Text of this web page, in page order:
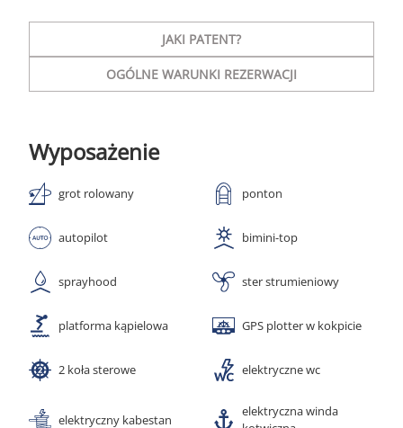
JAKI PATENT?
OGÓLNE WARUNKI REZERWACJI
Wyposażenie
grot rolowany ponton
autopilot bimini-top
sprayhood ster strumieniowy
platforma kąpielowa GPS plotter w kokpicie
2 koła sterowe elektryczne wc
elektryczny kabestan
elektryczna winda